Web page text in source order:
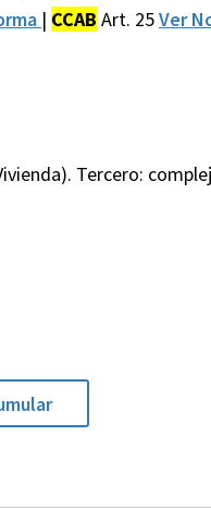
| CCAB Art. 25Ver
Tercero: